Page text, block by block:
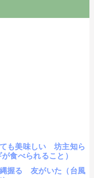
も美味しい 坊主知ら
食べられること）
握る 友がいた（台風